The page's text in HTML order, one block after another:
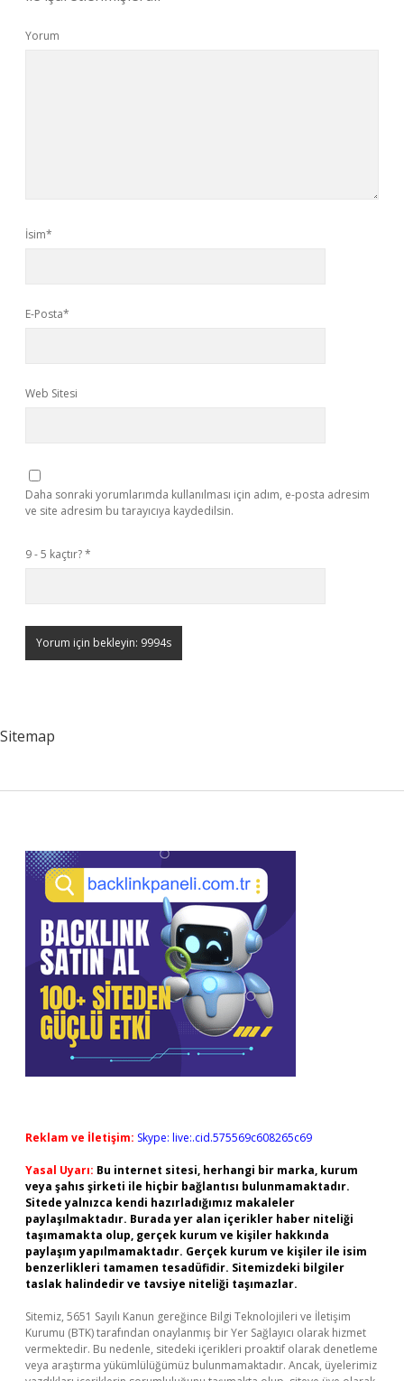
Yorum
İsim*
E-Posta*
Web Sitesi
Daha sonraki yorumlarımda kullanılması için adım, e-posta adresim
ve site adresim bu tarayıcıya kaydedilsin.
9 - 5 kaçtır?*
Sitemap
Sidebar
Reklam ve İletişim: Skype: live:.cid.575569c608265c69
Yasal Uyarı: Bu internet sitesi, herhangi bir marka, kurum
veya şahıs şirketi ile hiçbir bağlantısı bulunmamaktadır.
Sitede yalnızca kendi hazırladığımız makaleler
paylaşılmaktadır. Burada yer alan içerikler haber niteliği
taşımamakta olup, gerçek kurum ve kişiler hakkında
paylaşım yapılmamaktadır. Gerçek kurum ve kişiler ile isim
benzerlikleri tamamen tesadüfidir. Sitemizdeki bilgiler
taslak halindedir ve tavsiye niteliği taşımazlar.
Sitemiz, 5651 Sayılı Kanun gereğince Bilgi Teknolojileri ve İletişim
Kurumu (BTK) tarafından onaylanmış bir Yer Sağlayıcı olarak hizmet
vermektedir. Bu nedenle, sitedeki içerikleri proaktif olarak denetleme
veya araştırma yükümlülüğümüz bulunmamaktadır. Ancak, üyelerimiz